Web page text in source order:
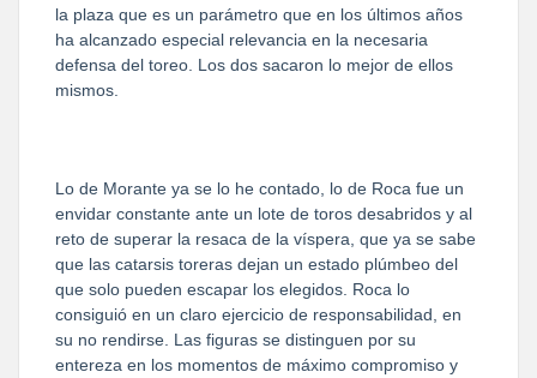
la plaza que es un parámetro que en los últimos años
ha alcanzado especial relevancia en la necesaria
defensa del toreo. Los dos sacaron lo mejor de ellos
mismos.
Lo de Morante ya se lo he contado, lo de Roca fue un
envidar constante ante un lote de toros desabridos y al
reto de superar la resaca de la víspera, que ya se sabe
que las catarsis toreras dejan un estado plúmbeo del
que solo pueden escapar los elegidos. Roca lo
consiguió en un claro ejercicio de responsabilidad, en
su no rendirse. Las figuras se distinguen por su
entereza en los momentos de máximo compromiso y